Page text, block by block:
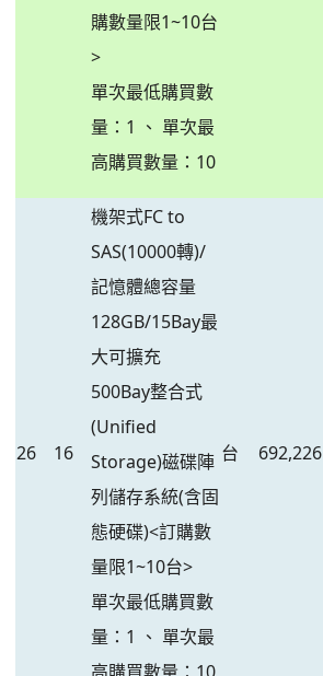
購數量限1~10台
>
單次最低購買數
量：1 、 單次最
高購買數量：10
26 16
機架式FC to
SAS(10000轉)/
記憶體總容量
128GB/15Bay最
大可擴充
500Bay整合式
(Unified
Storage)磁碟陣
列儲存系統(含固
態硬碟)<訂購數
量限1~10台>
單次最低購買數
量：1 、 單次最
台 692,226